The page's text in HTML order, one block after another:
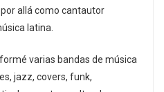
allá como cantautor
latina.
varias bandas de música
jazz, covers, funk,